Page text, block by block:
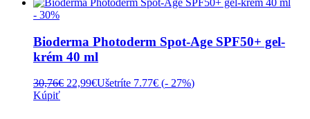
- 30%
Bioderma Photoderm Spot-Age SPF50+ gel-
krém 40 ml
30,76€ Pôvodná
22,99€Aktuálna
Ušetríte 7.77€ (- 27%)
Kúpiť